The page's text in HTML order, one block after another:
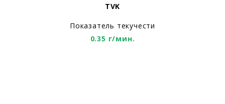
TVK
Показатель текучести
0.35 г/мин.